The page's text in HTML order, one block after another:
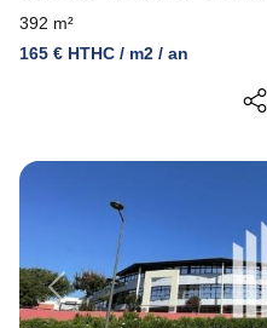
392 m²
165 € HTHC / m2 / an
Previous